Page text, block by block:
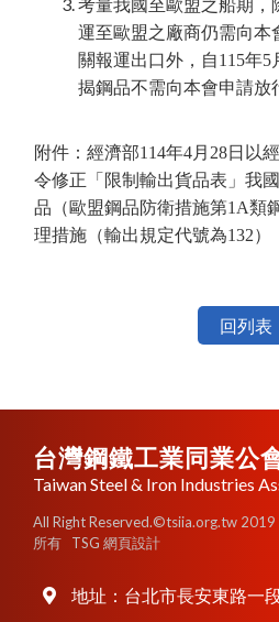
考量我國至歐盟之船期，
運至歐盟之廠商仍需向本
關報運出口外，自115年5
揭鋼品不需向本會申請放
附件：經濟部114年4月28日以
令修正「限制輸出貨品表」我
品（歐盟鋼品防衛措施第1A類
理措施（輸出規定代號為132）
回列表
台灣鋼鐵工業同業公
Taiwan Steel & Iron Industries
All Right Reserved.©tsiia.org.tw 2019
所有 TSG 網頁設計
地址： 台北市長安東路一